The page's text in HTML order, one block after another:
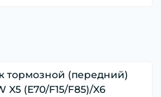
тормозной (передний)
X5 (E70/F15/F85)/X6